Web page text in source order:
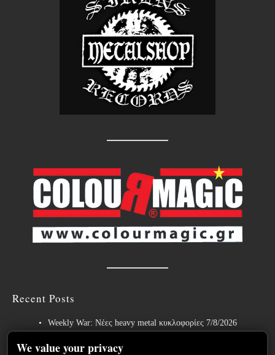
Recent Posts
Weekly War: Νέες heavy metal κυκλοφορίες 7/8/2026
Ανταπόκριση: Hills Of Rock 2026, Plovdiv BG – Day 3. Paradise
We value your privacy